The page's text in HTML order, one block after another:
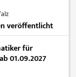
veröffentlicht
für
01.09.2027